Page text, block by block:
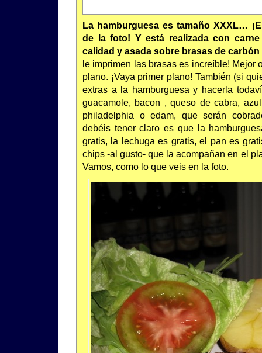
La hamburguesa es tamaño XXXL…
de la foto! Y está realizada con
calidad y asada sobre brasas de
le imprimen las brasas es increíble! Mejor
plano. ¡Vaya primer plano! También (si
extras a la hamburguesa y hacerla
guacamole, bacon , queso de cabra,
philadelphia o edam, que serán
debéis tener claro es que la
gratis, la lechuga es gratis, el pan es
chips -al gusto- que la acompañan en el
Vamos, como lo que veis en la foto.